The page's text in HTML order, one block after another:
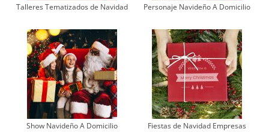
Talleres Tematizados de Navidad Personaje Navideño A Domicilio
Show Navideño A Domicilio Fiestas de Navidad Empresas